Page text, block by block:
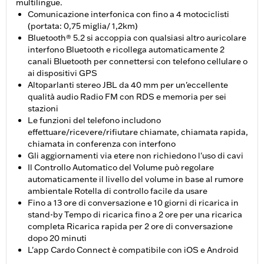
multilingue.
Comunicazione interfonica con fino a 4 motociclisti
(portata: 0,75 miglia/ 1,2km)
Bluetooth® 5.2 si accoppia con qualsiasi altro auricolare
interfono Bluetooth e ricollega automaticamente 2
canali Bluetooth per connettersi con telefono cellulare o
ai dispositivi GPS
Altoparlanti stereo JBL da 40 mm per un'eccellente
qualità audio Radio FM con RDS e memoria per sei
stazioni
Le funzioni del telefono includono
effettuare/ricevere/rifiutare chiamate, chiamata rapida,
chiamata in conferenza con interfono
Gli aggiornamenti via etere non richiedono l'uso di cavi
Il Controllo Automatico del Volume può regolare
automaticamente il livello del volume in base al rumore
ambientale Rotella di controllo facile da usare
Fino a 13 ore di conversazione e 10 giorni di ricarica in
stand-by Tempo di ricarica fino a 2 ore per una ricarica
completa Ricarica rapida per 2 ore di conversazione
dopo 20 minuti
L'app Cardo Connect è compatibile con iOS e Android